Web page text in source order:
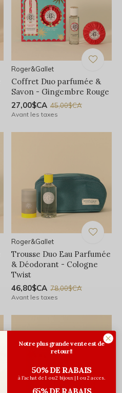
Roger&Gallet
Coffret Duo parfumée &
Savon - Gingembre Rouge
27,00$CA 45,00$CA
Avant les taxes
Roger&Gallet
Trousse Duo Eau Parfumée
& Déodorant - Cologne
Twist
46,80$CA 78,00$CA
Avant les taxes
Notre plus grande vente est de
retour!!
50% DE RABAIS
à l'achat de 1 ou 2 bijoux | 1 ou 2 acces.